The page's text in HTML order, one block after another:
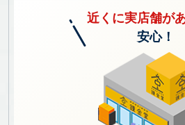
近くに実店舗が
安心！